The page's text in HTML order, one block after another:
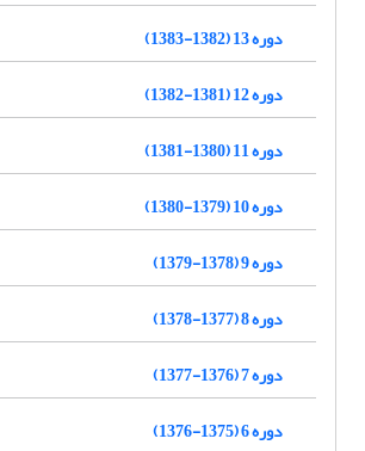
دوره 13 (1382-1383)
دوره 12 (1381-1382)
دوره 11 (1380-1381)
دوره 10 (1379-1380)
دوره 9 (1378-1379)
دوره 8 (1377-1378)
دوره 7 (1376-1377)
دوره 6 (1375-1376)